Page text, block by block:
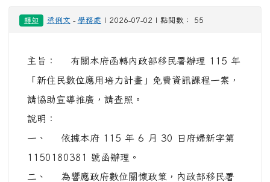
轉知 梁俐文 - 學務處 | 2026-07-02 | 點閱數： 55
主旨： 有關本府函轉內政部移民署辦理 115 年
「新住民數位應用培力計畫」免費資訊課程一案，
請協助宣導推廣，請查照。
說明：
一、 依據本府 115 年 6 月 30 日府婦新字第
1150180381 號函辦理。
二、 為響應政府數位關懷政策，內政部移民署